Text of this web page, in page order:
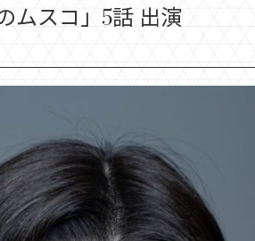
ムスコ」5話 出演